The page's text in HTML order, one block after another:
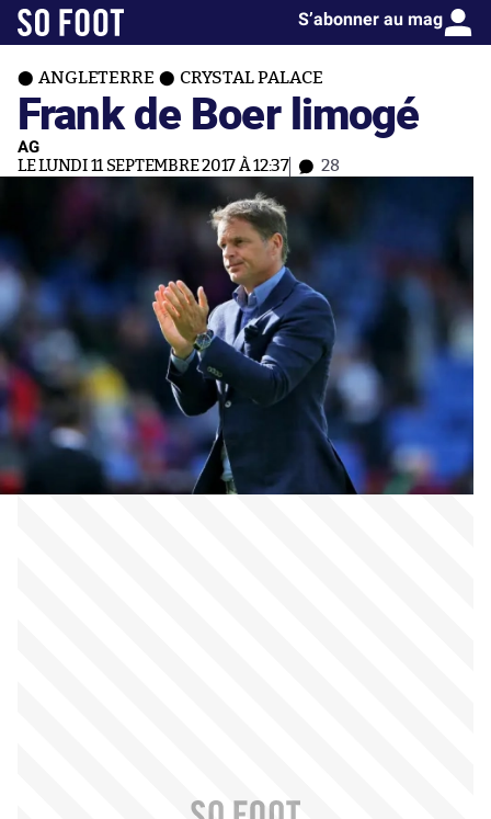
S’abonner au mag
ANGLETERRE CRYSTAL PALACE
Frank de Boer limogé
AG
LE LUNDI 11 SEPTEMBRE 2017 À 12:37 28